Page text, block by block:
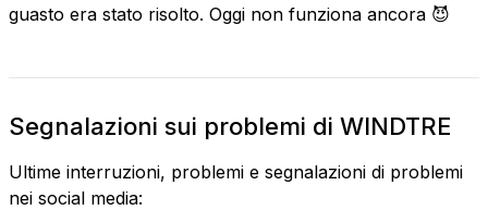
guasto era stato risolto. Oggi non funziona ancora 😈
Segnalazioni sui problemi di WINDTRE
Ultime interruzioni, problemi e segnalazioni di problemi
nei social media: